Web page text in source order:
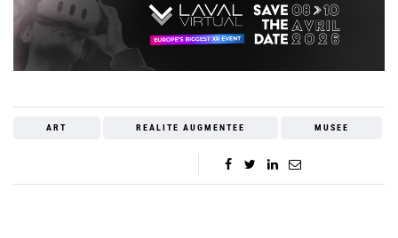
ART REALITE AUGMENTEE MUSEE